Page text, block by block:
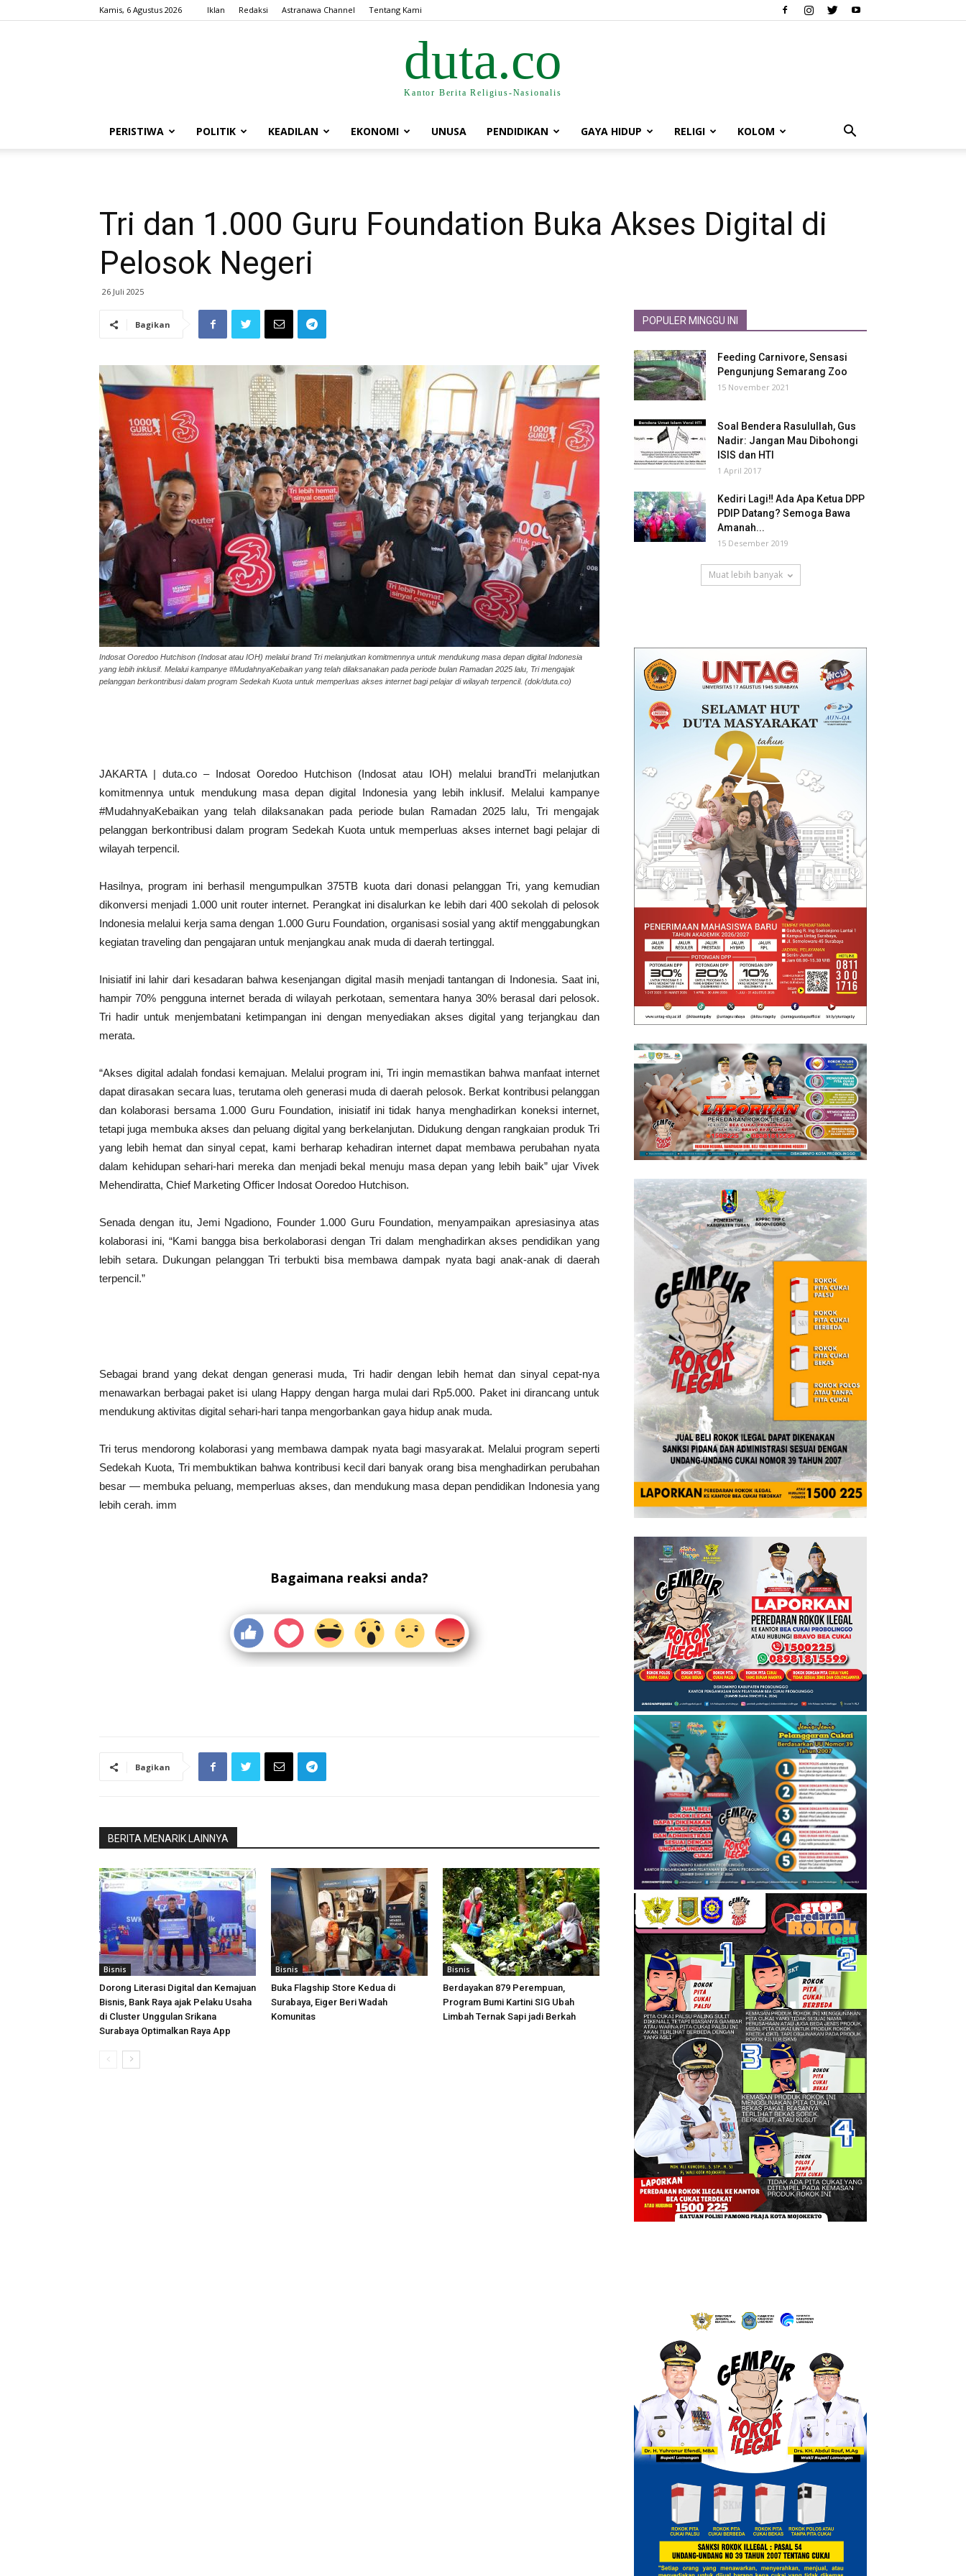
Kamis, 6 Agustus 2026 Iklan Redaksi Astranawa Channel Tentang Kami
duta.co
Kantor Berita Religius-Nasionalis
PERISTIWA POLITIK KEADILAN EKONOMI UNUSA PENDIDIKAN GAYA HIDUP RELIGI KOLOM
Tri dan 1.000 Guru Foundation Buka Akses Digital di
Pelosok Negeri
26 Juli 2025
Bagikan
Indosat Ooredoo Hutchison (Indosat atau IOH) melalui brand Tri melanjutkan komitmennya untuk mendukung masa depan digital Indonesia
yang lebih inklusif. Melalui kampanye #MudahnyaKebaikan yang telah dilaksanakan pada periode bulan Ramadan 2025 lalu, Tri mengajak
pelanggan berkontribusi dalam program Sedekah Kuota untuk memperluas akses internet bagi pelajar di wilayah terpencil. (dok/duta.co)
JAKARTA | duta.co – Indosat Ooredoo Hutchison (Indosat atau IOH) melalui brandTri melanjutkan
komitmennya untuk mendukung masa depan digital Indonesia yang lebih inklusif. Melalui kampanye
#MudahnyaKebaikan yang telah dilaksanakan pada periode bulan Ramadan 2025 lalu, Tri mengajak
pelanggan berkontribusi dalam program Sedekah Kuota untuk memperluas akses internet bagi pelajar di
wilayah terpencil.
Hasilnya, program ini berhasil mengumpulkan 375TB kuota dari donasi pelanggan Tri, yang kemudian
dikonversi menjadi 1.000 unit router internet. Perangkat ini disalurkan ke lebih dari 400 sekolah di pelosok
Indonesia melalui kerja sama dengan 1.000 Guru Foundation, organisasi sosial yang aktif menggabungkan
kegiatan traveling dan pengajaran untuk menjangkau anak muda di daerah tertinggal.
Inisiatif ini lahir dari kesadaran bahwa kesenjangan digital masih menjadi tantangan di Indonesia. Saat ini,
hampir 70% pengguna internet berada di wilayah perkotaan, sementara hanya 30% berasal dari pelosok.
Tri hadir untuk menjembatani ketimpangan ini dengan menyediakan akses digital yang terjangkau dan
merata.
“Akses digital adalah fondasi kemajuan. Melalui program ini, Tri ingin memastikan bahwa manfaat internet
dapat dirasakan secara luas, terutama oleh generasi muda di daerah pelosok. Berkat kontribusi pelanggan
dan kolaborasi bersama 1.000 Guru Foundation, inisiatif ini tidak hanya menghadirkan koneksi internet,
tetapi juga membuka akses dan peluang digital yang berkelanjutan. Didukung dengan rangkaian produk Tri
yang lebih hemat dan sinyal cepat, kami berharap kehadiran internet dapat membawa perubahan nyata
dalam kehidupan sehari-hari mereka dan menjadi bekal menuju masa depan yang lebih baik” ujar Vivek
Mehendiratta, Chief Marketing Officer Indosat Ooredoo Hutchison.
Senada dengan itu, Jemi Ngadiono, Founder 1.000 Guru Foundation, menyampaikan apresiasinya atas
kolaborasi ini, “Kami bangga bisa berkolaborasi dengan Tri dalam menghadirkan akses pendidikan yang
lebih setara. Dukungan pelanggan Tri terbukti bisa membawa dampak nyata bagi anak-anak di daerah
terpencil.”
Sebagai brand yang dekat dengan generasi muda, Tri hadir dengan lebih hemat dan sinyal cepat-nya
menawarkan berbagai paket isi ulang Happy dengan harga mulai dari Rp5.000. Paket ini dirancang untuk
mendukung aktivitas digital sehari-hari tanpa mengorbankan gaya hidup anak muda.
Tri terus mendorong kolaborasi yang membawa dampak nyata bagi masyarakat. Melalui program seperti
Sedekah Kuota, Tri membuktikan bahwa kontribusi kecil dari banyak orang bisa menghadirkan perubahan
besar — membuka peluang, memperluas akses, dan mendukung masa depan pendidikan Indonesia yang
lebih cerah. imm
Bagaimana reaksi anda?
Bagikan
BERITA MENARIK LAINNYA
Bisnis
Dorong Literasi Digital dan Kemajuan
Bisnis, Bank Raya ajak Pelaku Usaha
di Cluster Unggulan Srikana
Surabaya Optimalkan Raya App
Bisnis
Buka Flagship Store Kedua di
Surabaya, Eiger Beri Wadah
Komunitas
Bisnis
Berdayakan 879 Perempuan,
Program Bumi Kartini SIG Ubah
Limbah Ternak Sapi jadi Berkah
POPULER MINGGU INI
Feeding Carnivore, Sensasi
Pengunjung Semarang Zoo
15 November 2021
Soal Bendera Rasulullah, Gus
Nadir: Jangan Mau Dibohongi
ISIS dan HTI
1 April 2017
Kediri Lagi‼ Ada Apa Ketua DPP
PDIP Datang? Semoga Bawa
Amanah...
15 Desember 2019
Muat lebih banyak